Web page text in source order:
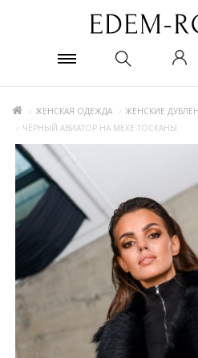
ЖЕНСКАЯ ОДЕЖДА
ЖЕНСКИЕ
ЧЁРНЫЙ АВИАТОР НА МЕХЕ ТОСКАНЫ